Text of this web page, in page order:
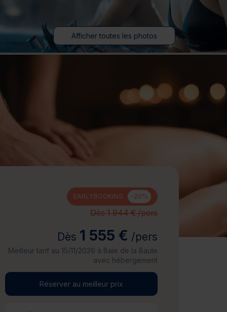
Afficher toutes les photos
EARLYBOOKING -20%
Dès 1 944 € /pers
Dès 1 555 € /pers
Meilleur tarif au 15/11/2026 à Baie de la Baule
avec hébergement
Réserver au meilleur prix